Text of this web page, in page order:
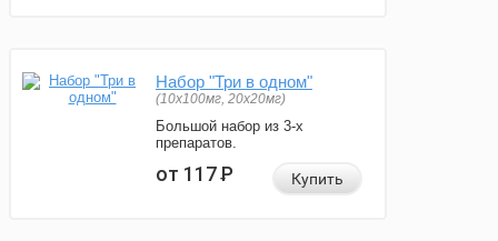
Набор "Три в одном"
(10x100мг, 20x20мг)
Большой набор из 3-х
препаратов.
от 117Р Купить